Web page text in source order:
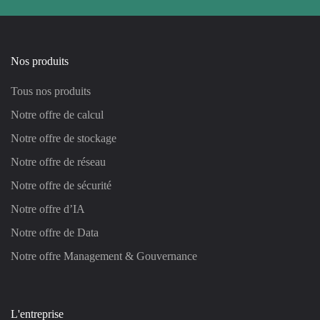
Nos produits
Tous nos produits
Notre offre de calcul
Notre offre de stockage
Notre offre de réseau
Notre offre de sécurité
Notre offre d’IA
Notre offre de Data
Notre offre Management & Gouvernance
L'entreprise